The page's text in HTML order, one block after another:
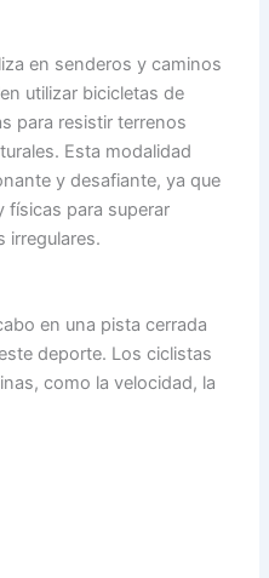
en senderos y caminos
utilizar bicicletas de
para resistir terrenos
Esta modalidad
y desafiante, ya que
físicas para superar
irregulares.
en una pista cerrada
deporte. Los ciclistas
como la velocidad, la